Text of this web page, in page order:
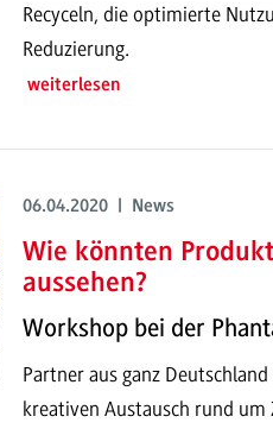
Recyceln, die optimierte
Reduzierung.
weiterlesen
06.04.2020 | News
Wie könnten
aussehen?
Workshop bei der
Partner aus ganz
kreativen Austausch rund um